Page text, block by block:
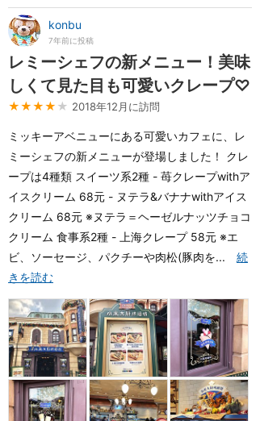
konbu
7年前に投稿
レミーシェフの新メニュー！美味
しくて見た目も可愛いクレープ♡
★★★★ ★ 2018年12月に訪問
ミッキーアベニューにある可愛いカフェに、レ
ミーシェフの新メニューが登場しました！ クレ
ープは4種類 スイーツ系2種 - 苺クレープwithア
イスクリーム 68元 - ヌテラ&バナナwithアイス
クリーム 68元 ※ヌテラ＝ヘーゼルナッツチョコ
クリーム 食事系2種 - 上海クレープ 58元 ※エ
ビ、ソーセージ、パクチーや肉松(豚肉を... 続
きを読む